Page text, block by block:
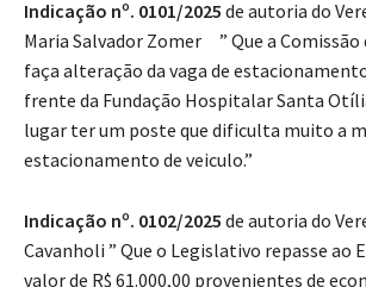
Indicação nº. 0101/2025 de autoria do
Maria Salvador Zomer ” Que a Comissão
faça alteração da vaga de
frente da Fundação Hospitalar Santa
lugar ter um poste que dificulta muito a
estacionamento de veiculo.”
Indicação nº. 0102/2025 de autoria do
Cavanholi ” Que o Legislativo repasse ao
valor de R$ 61.000,00 provenientes de